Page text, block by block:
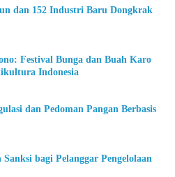
dan 152 Industri Baru Dongkrak
Festival Bunga dan Buah Karo
Indonesia
dan Pedoman Pangan Berbasis
bagi Pelanggar Pengelolaan